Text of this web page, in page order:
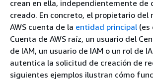
crean en ella, independientemente de
creado. En concreto, el propietario del
AWS cuenta de la entidad principal (es
Cuenta de AWS raíz, un usuario del
de IAM, un usuario de IAM o un rol de
autentica la solicitud de creación de
siguientes ejemplos ilustran cómo